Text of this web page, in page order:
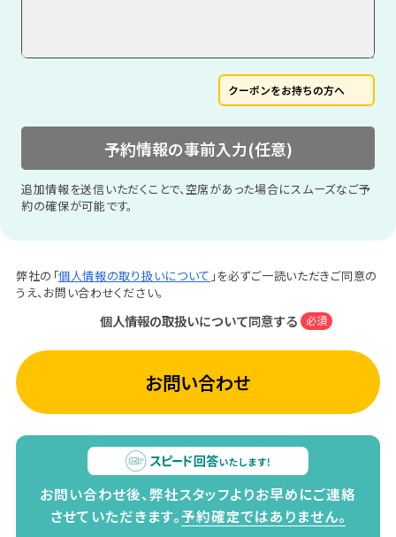
クーポンをお持ちの方へ
予約情報の事前入力(任意)
追加情報を送信いただくことで、空席があった場合にスムーズなご予
約の確保が可能です。
弊社の「個人情報の取り扱いについて 」を必ずご一読いただきご同意の
うえ、お問い合わせください。
個人情報の取扱いについて同意する 必須
お問い合わせ
お問い合わせ後、弊社スタッフよりお早めにご連絡
させていただきます。予約確定ではありません。